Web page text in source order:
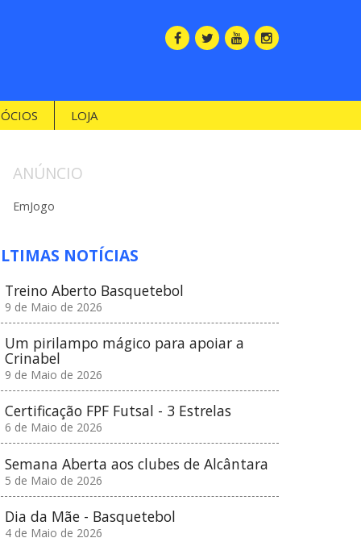
LOJA
ANÚNCIO
EmJogo
NOTÍCIAS
Treino Aberto Basquetebol
9 de Maio de 2026
Um pirilampo mágico para apoiar a
Crinabel
9 de Maio de 2026
Certificação FPF Futsal - 3 Estrelas
6 de Maio de 2026
Semana Aberta aos clubes de Alcântara
5 de Maio de 2026
Dia da Mãe - Basquetebol
4 de Maio de 2026